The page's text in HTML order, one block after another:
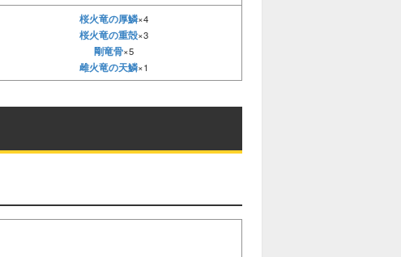
桜火竜の厚鱗×4
桜火竜の重殻×3
剛竜骨×5
雌火竜の天鱗×1